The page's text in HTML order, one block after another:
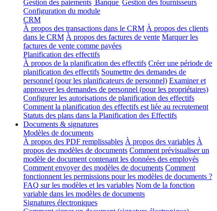
Gestion des paiements Banque Gestion des fournisseurs
Configuration du module
CRM
À propos des transactions dans le CRM À propos des clients
dans le CRM À propos des factures de vente Marquer les
factures de vente comme payées
Planification des effectifs
À propos de la planification des effectifs Créer une période de
planification des effectifs Soumettre des demandes de
personnel (pour les planificateurs de personnel) Examiner et
approuver les demandes de personnel (pour les propriétaires)
Configurer les autorisations de planification des effectifs
Comment la planification des effectifs est liée au recrutement
Statuts des plans dans la Planification des Effectifs
Documents & signatures
Modèles de documents
À propos des PDF remplissables À propos des variables À
propos des modèles de documents Comment prévisualiser un
modèle de document contenant les données des employés
Comment envoyer des modèles de documents Comment
fonctionnent les permissions pour les modèles de documents ?
FAQ sur les modèles et les variables Nom de la fonction
variable dans les modèles de documents
Signatures électroniques